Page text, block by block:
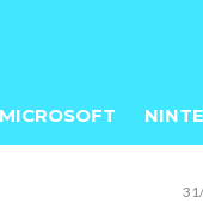
MICROSOFT